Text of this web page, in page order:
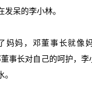
发呆的李小林。
妈，邓董事长就像
事长对自己的呵护，李